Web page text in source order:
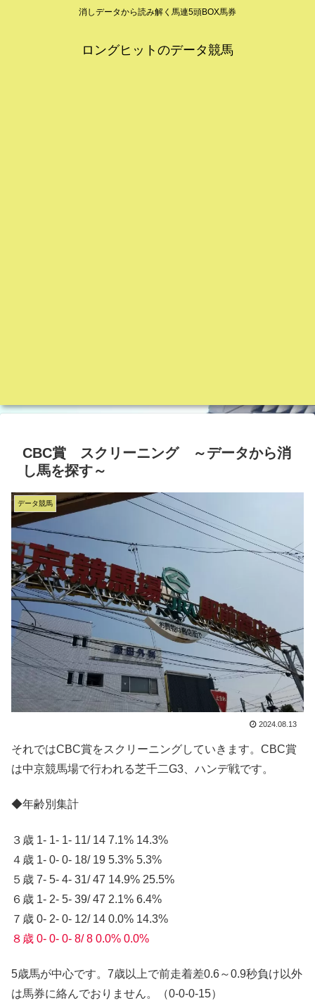
消しデータから読み解く馬連5頭BOX馬券
ロングヒットのデータ競馬
CBC賞 スクリーニング ～データから消
し馬を探す～
データ競馬
2024.08.13
それではCBC賞をスクリーニングしていきます。CBC賞
は中京競馬場で行われる芝千二G3、ハンデ戦です。
◆年齢別集計
３歳 1- 1- 1- 11/ 14 7.1% 14.3%
４歳 1- 0- 0- 18/ 19 5.3% 5.3%
５歳 7- 5- 4- 31/ 47 14.9% 25.5%
６歳 1- 2- 5- 39/ 47 2.1% 6.4%
７歳 0- 2- 0- 12/ 14 0.0% 14.3%
８歳 0- 0- 0- 8/ 8 0.0% 0.0%
5歳馬が中心です。7歳以上で前走着差0.6～0.9秒負け以外
は馬券に絡んでおりません。（0-0-0-15）